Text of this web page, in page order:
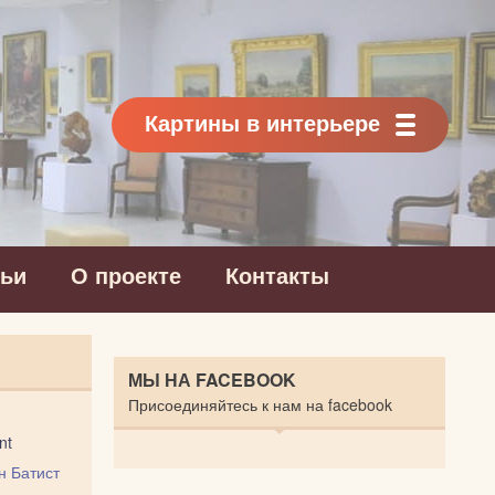
Картины в интерьере
О проекте Контакты
Батист
МЫ НА FACEBOOK
Присоединяйтесь к нам на facebook